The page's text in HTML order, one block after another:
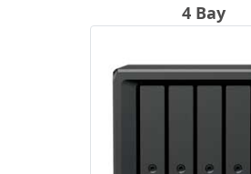
4 Bay